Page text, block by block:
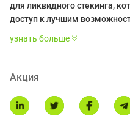
для ликвидного стекинга,
доступ к лучшим
таких как Ethereum, Polygon,
пользователей, биржи,
криптоактивы.
узнать больше
Акция